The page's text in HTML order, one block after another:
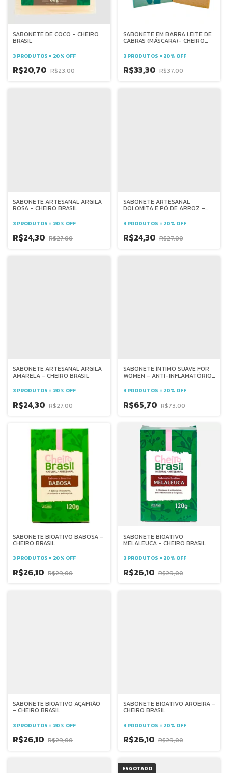
SABONETE DE COCO - CHEIRO
BRASIL
3 PRODUTOS = 20% OFF
R$20,70 R$23,00
SABONETE EM BARRA LEITE DE
CABRAS (MÁSCARA)- CHEIRO
3 PRODUTOS = 20% OFF
R$33,30 R$37,00
SABONETE ARTESANAL ARGILA
ROSA - CHEIRO BRASIL
3 PRODUTOS = 20% OFF
R$24,30 R$27,00
SABONETE ARTESANAL
DOLOMITA E PÓ DE ARROZ -
3 PRODUTOS = 20% OFF
R$24,30 R$27,00
SABONETE ARTESANAL ARGILA
AMARELA - CHEIRO BRASIL
3 PRODUTOS = 20% OFF
R$24,30 R$27,00
SABONETE ÍNTIMO SUAVE FOR
WOMEN - ANTI-INFLAMATÓRIO,
3 PRODUTOS = 20% OFF
R$65,70 R$73,00
SABONETE BIOATIVO BABOSA -
CHEIRO BRASIL
3 PRODUTOS = 20% OFF
R$26,10 R$29,00
SABONETE BIOATIVO
MELALEUCA - CHEIRO BRASIL
3 PRODUTOS = 20% OFF
R$26,10 R$29,00
SABONETE BIOATIVO AÇAFRÃO
- CHEIRO BRASIL
3 PRODUTOS = 20% OFF
R$26,10 R$29,00
SABONETE BIOATIVO AROEIRA -
CHEIRO BRASIL
3 PRODUTOS = 20% OFF
R$26,10 R$29,00
ESGOTADO